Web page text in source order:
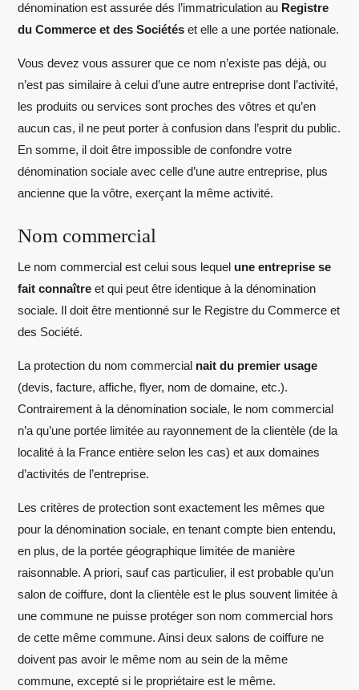
dénomination est assurée dés l’immatriculation au Registre
du Commerce et des Sociétés et elle a une portée nationale.
Vous devez vous assurer que ce nom n’existe pas déjà, ou
n’est pas similaire à celui d’une autre entreprise dont l’activité,
les produits ou services sont proches des vôtres et qu’en
aucun cas, il ne peut porter à confusion dans l’esprit du public.
En somme, il doit être impossible de confondre votre
dénomination sociale avec celle d’une autre entreprise, plus
ancienne que la vôtre, exerçant la même activité.
Nom commercial
Le nom commercial est celui sous lequel une entreprise se
fait connaître et qui peut être identique à la dénomination
sociale. Il doit être mentionné sur le Registre du Commerce et
des Société.
La protection du nom commercial nait du premier usage
(devis, facture, affiche, flyer, nom de domaine, etc.).
Contrairement à la dénomination sociale, le nom commercial
n’a qu’une portée limitée au rayonnement de la clientèle (de la
localité à la France entière selon les cas) et aux domaines
d’activités de l’entreprise.
Les critères de protection sont exactement les mêmes que
pour la dénomination sociale, en tenant compte bien entendu,
en plus, de la portée géographique limitée de manière
raisonnable. A priori, sauf cas particulier, il est probable qu’un
salon de coiffure, dont la clientèle est le plus souvent limitée à
une commune ne puisse protéger son nom commercial hors
de cette même commune. Ainsi deux salons de coiffure ne
doivent pas avoir le même nom au sein de la même
commune, excepté si le propriétaire est le même.